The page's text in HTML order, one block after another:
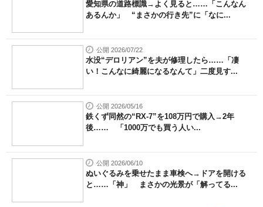
愛知県の道路標識→よく見ると……「こんなん
あるんか」 “まさかの行き先”に「なに...
公開 2026/07/22
水没“デロリアン”を夫が修理したら……「凄
い！こんなに綺麗になるなんて」二度見す...
公開 2026/05/16
鉄くず同然の“RX-7”を108万円で購入→2年
後…… 「1000万でも買う人い...
公開 2026/06/10
ぬいぐるみを乗せたまま車検へ→ドアを開ける
と……「神」 まさかの光景が「解ってる...